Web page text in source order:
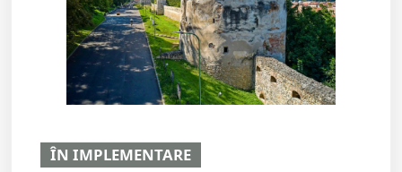
ÎN IMPLEMENTARE